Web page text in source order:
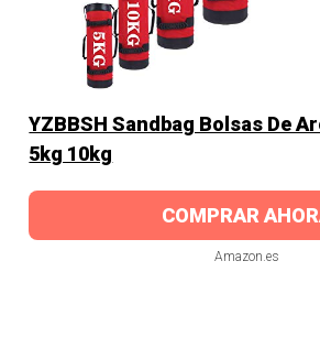
YZBBSH Sandbag Bolsas De
5kg 10kg
COMPRAR
Amazon.es